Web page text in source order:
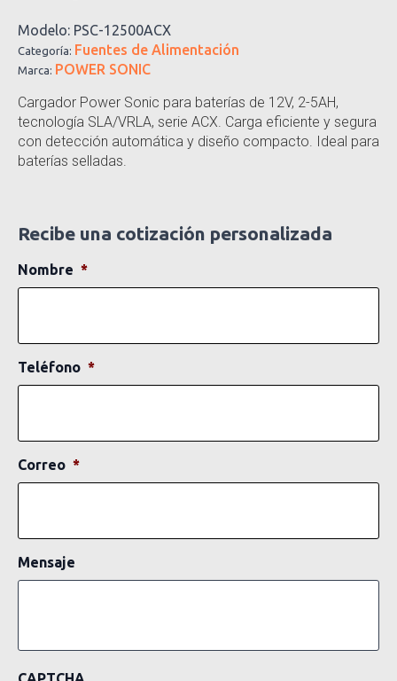
Modelo: PSC-12500ACX
Categoría: Fuentes de Alimentación
Marca: POWER SONIC
Cargador Power Sonic para baterías de 12V, 2-5AH,
tecnología SLA/VRLA, serie ACX. Carga eficiente y segura
con detección automática y diseño compacto. Ideal para
baterías selladas.
Recibe una cotización personalizada
Nombre *
Teléfono *
Correo *
Mensaje